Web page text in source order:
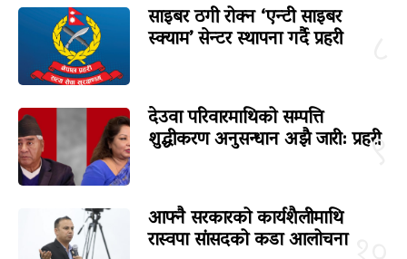
साइबर ठगी रोक्न ‘एन्टी साइबर
स्क्याम’ सेन्टर स्थापना गर्दै प्रहरी
९
देउवा परिवारमाथिको सम्पत्ति
शुद्धीकरण अनुसन्धान अझै जारी: प्रहरी
आफ्नै सरकारको कार्यशैलीमाथि
रास्वपा सांसदको कडा आलोचना